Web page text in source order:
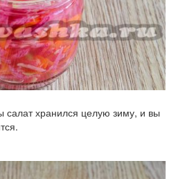
салат хранился целую зиму, и вы